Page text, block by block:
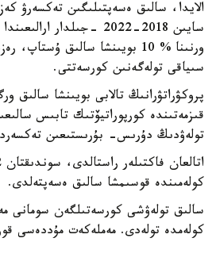
الايدا، سالىق ەسەپتىلىگىن
ورنىنا % 10 بويىنشا سالىق
سىياقى تولەگەنىن كورسەتتى.
پروكۋراتۋرانىڭ تالابى بويىنشا
قىزمەتىندە كورپوراتيۆتىك تابىس
تولەۋدىڭ دۇرىس- بۇرىستىعىن
كولەمىندە قوسىمشا سالىق ەسەپتەلدى.
سالىق تولەۋشى كورسەتىلگەن سومانى
كولەمدە تولەدى. مەملەكەت مۇددەسى